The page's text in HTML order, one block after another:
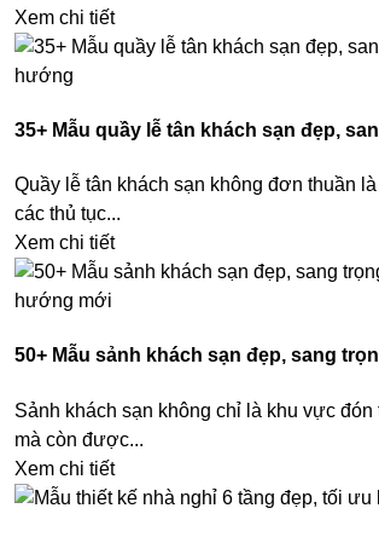
Xem chi tiết
35+ Mẫu quầy lễ tân khách sạn đẹp,
Quầy lễ tân khách sạn không đơn thuần
các thủ tục...
Xem chi tiết
50+ Mẫu sảnh khách sạn đẹp, sang
Sảnh khách sạn không chỉ là khu vực đón
mà còn được...
Xem chi tiết